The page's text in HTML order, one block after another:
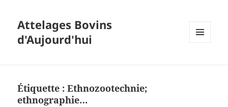
Attelages Bovins
d'Aujourd'hui
Étiquette :Ethnozootechnie;
ethnographie…